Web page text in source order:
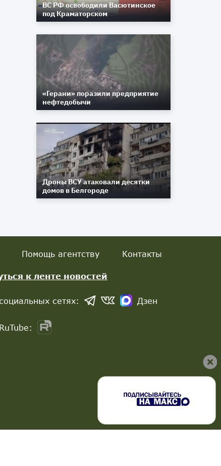
ВС РФ освободили Васютинское
под Краматорском
«Герани» поразили предприятие
нефтедобычи
Дроны ВСУ атаковали десятки
домов в Белгороде
Помощь агентству Контакты
к ленте новостей
сетях: Дзен